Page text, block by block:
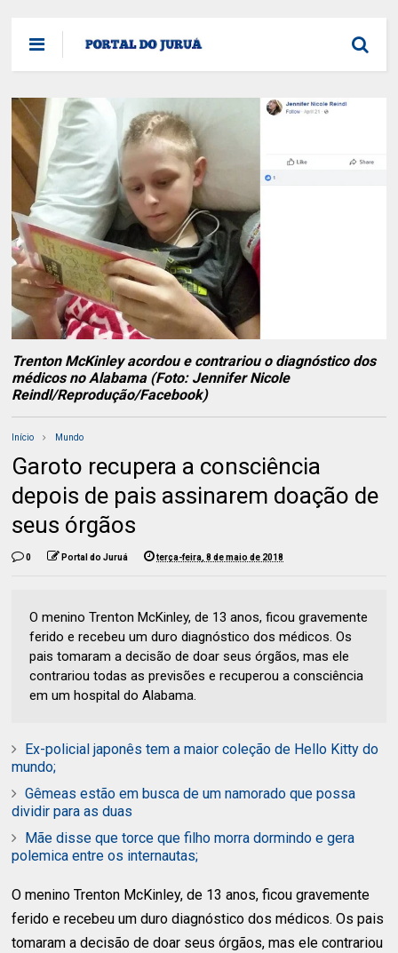
Trenton McKinley acordou e contrariou o diagnóstico dos
médicos no Alabama (Foto: Jennifer Nicole
Reindl/Reprodução/Facebook)
Início Mundo
Garoto recupera a consciência
depois de pais assinarem doação de
seus órgãos
0 Portal do Juruá terça-feira, 8 de maio de 2018
O menino Trenton McKinley, de 13 anos, ficou gravemente
ferido e recebeu um duro diagnóstico dos médicos. Os
pais tomaram a decisão de doar seus órgãos, mas ele
contrariou todas as previsões e recuperou a consciência
em um hospital do Alabama.
Ex-policial japonês tem a maior coleção de Hello Kitty do
mundo;
Gêmeas estão em busca de um namorado que possa
dividir para as duas
Mãe disse que torce que filho morra dormindo e gera
polemica entre os internautas;
O menino Trenton McKinley, de 13 anos, ficou gravemente
ferido e recebeu um duro diagnóstico dos médicos. Os pais
tomaram a decisão de doar seus órgãos, mas ele contrariou